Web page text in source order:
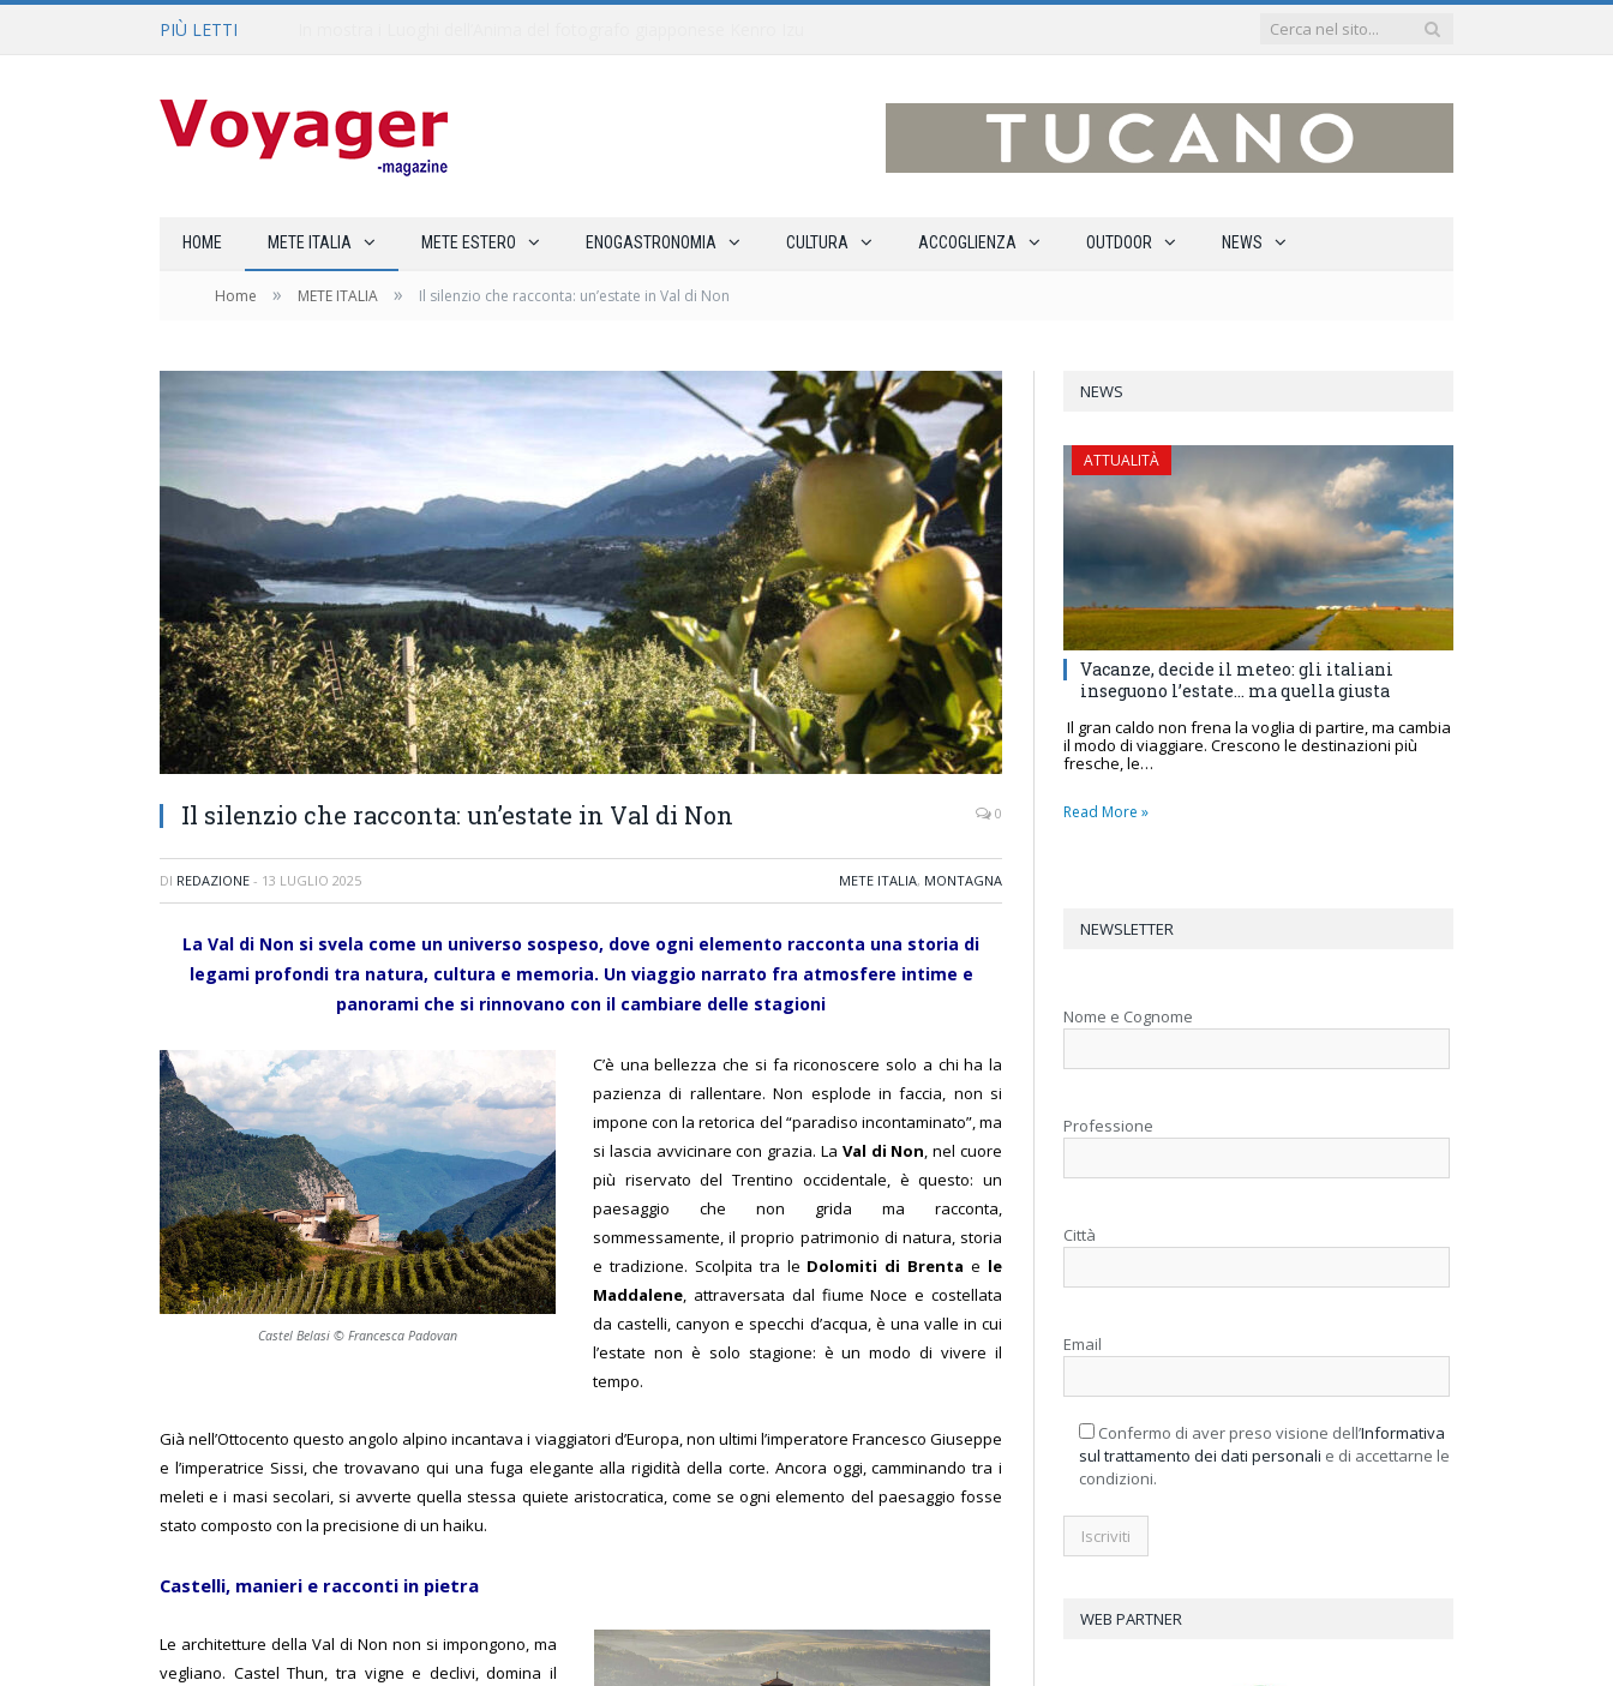
PIÙ LETTI
HOME METE ITALIA METE ESTERO ENOGASTRONOMIA CULTURA ACCOGLIENZA OUTDOOR NEWS
Home » METE ITALIA » Il silenzio che racconta: un’estate in Val di Non
Il silenzio che racconta: un’estate in Val di Non 0
DI REDAZIONE - 13 LUGLIO 2025 METE ITALIA, MONTAGNA
La Val di Non si svela come un universo sospeso, dove ogni elemento racconta una storia di
legami profondi tra natura, cultura e memoria. Un viaggio narrato fra atmosfere intime e
panorami che si rinnovano con il cambiare delle stagioni
Castel Belasi © Francesca Padovan
C’è una bellezza che si fa riconoscere solo a chi ha la
pazienza di rallentare. Non esplode in faccia, non si
impone con la retorica del “paradiso incontaminato”, ma
si lascia avvicinare con grazia. La Val di Non, nel cuore
più riservato del Trentino occidentale, è questo: un
paesaggio che non grida ma racconta,
sommessamente, il proprio patrimonio di natura, storia
e tradizione. Scolpita tra le Dolomiti di Brenta e le
Maddalene, attraversata dal fiume Noce e costellata
da castelli, canyon e specchi d’acqua, è una valle in cui
l’estate non è solo stagione: è un modo di vivere il
tempo.
Già nell’Ottocento questo angolo alpino incantava i viaggiatori d’Europa, non ultimi l’imperatore Francesco Giuseppe
e l’imperatrice Sissi, che trovavano qui una fuga elegante alla rigidità della corte. Ancora oggi, camminando tra i
meleti e i masi secolari, si avverte quella stessa quiete aristocratica, come se ogni elemento del paesaggio fosse
stato composto con la precisione di un haiku.
Castelli, manieri e racconti in pietra
Le architetture della Val di Non non si impongono, ma
vegliano. Castel Thun, tra vigne e declivi, domina il
NEWS
ATTUALITÀ
Vacanze, decide il meteo: gli italiani
inseguono l’estate… ma quella giusta
Il gran caldo non frena la voglia di partire, ma cambia
il modo di viaggiare. Crescono le destinazioni più
fresche, le…
Read More »
NEWSLETTER
Nome e Cognome
Professione
Città
Email
Confermo di aver preso visione dell’Informativa
sul trattamento dei dati personali e di accettarne le
condizioni.
WEB PARTNER